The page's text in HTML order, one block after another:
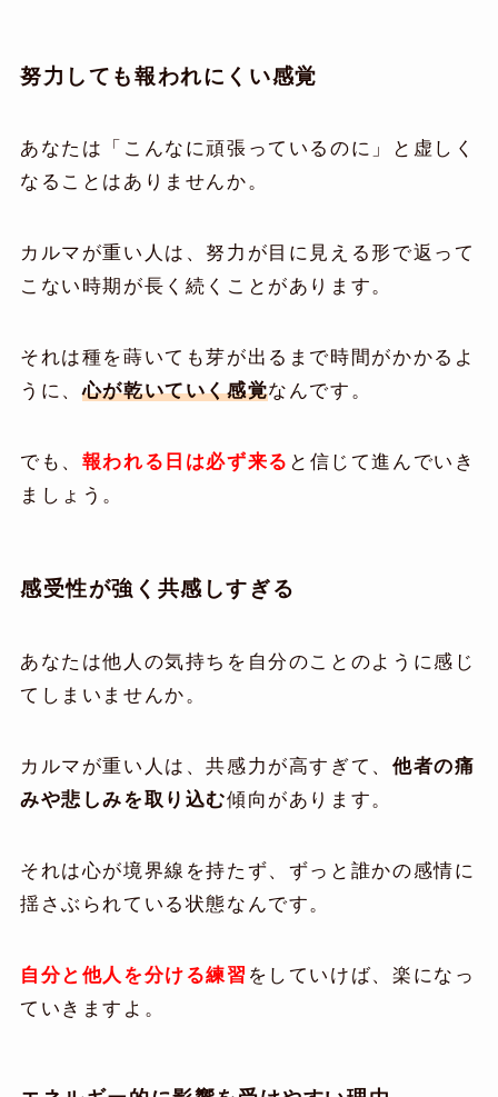
努力しても報われにくい感覚
あなたは「こんなに頑張っているのに」と虚しく
なることはありませんか。
カルマが重い人は、努力が目に見える形で返って
こない時期が長く続くことがあります。
それは種を蒔いても芽が出るまで時間がかかるよ
うに、心が乾いていく感覚なんです。
でも、 報われる日は必ず来る と信じて進んでいき
ましょう。
感受性が強く共感しすぎる
あなたは他人の気持ちを自分のことのように感じ
てしまいませんか。
カルマが重い人は、共感力が高すぎて、 他者の痛
みや悲しみを取り込む傾向があります。
それは心が境界線を持たず、ずっと誰かの感情に
揺さぶられている状態なんです。
自分と他人を分ける練習 をしていけば、楽になっ
ていきますよ。